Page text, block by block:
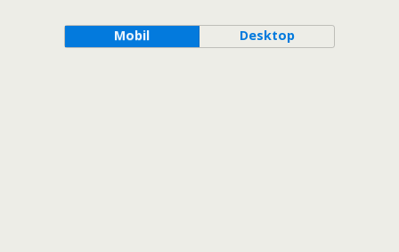
Mobil Desktop